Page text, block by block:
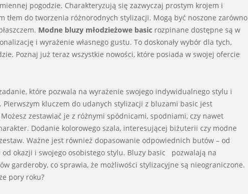
pogodzie. Charakteryzują się zazwyczaj prostym krojem i
tłem do tworzenia różnorodnych stylizacji. Mogą być noszone zarówno
Modne bluzy młodzieżowe basic rozpinane dostępne są w
i wyrażenie własnego gustu. To doskonały wybór dla tych,
Poznaj już teraz wszystkie nowości, które posiada w swojej ofercie
które pozwala na wyrażenie swojego indywidualnego stylu i
kluczem do udanych stylizacji z bluzami basic jest
zestawiać je z różnymi spódnicami, spodniami, czy nawet
Dodanie kolorowego szala, interesującej biżuterii czy modne
Ważne jest również dopasowanie odpowiednich butów – od
okazji i swojego osobistego stylu. Bluzy basic pozwalają na
garderoby, co sprawia, że możliwości stylizacyjne są nieograniczone.
pory roku?